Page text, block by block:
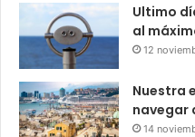
Ultimo
al
12
Nuestra
navegar
14